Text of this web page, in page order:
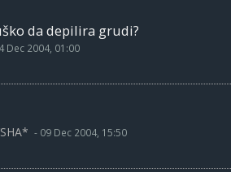
da depilira grudi?
Dec 2004, 01:00
- 09 Dec 2004, 15:50